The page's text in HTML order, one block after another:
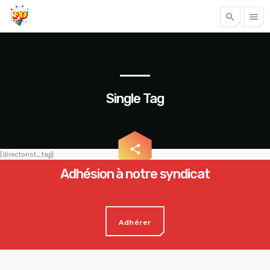
search menu
Single Tag
share
email
[directorist_tag]
Adhésion à notre syndicat
Adhérer